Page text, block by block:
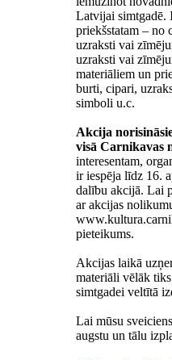
Latvijai simtgadē.
priekšstatam – no
uzraksti vai
uzraksti vai
materiāliem un
burti, cipari,
simboli u.c.
Akcija
visā Carnikavas
interesentam,
ir iespēja līdz 16.
dalību akcijā. Lai
ar akcijas
pieteikums.
Akcijas laikā
materiāli vēlāk
simtgadei veltītā
Lai mūsu
augstu un tālu